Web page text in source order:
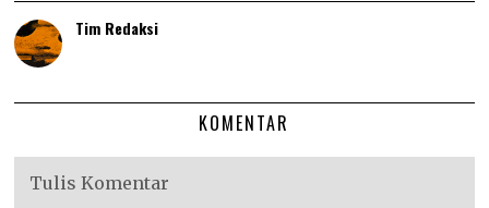
Tim Redaksi
KOMENTAR